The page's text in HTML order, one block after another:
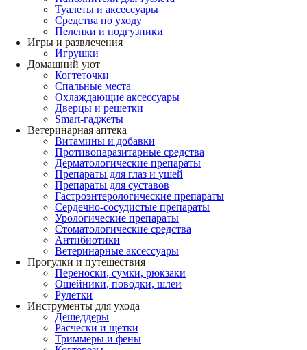
Туалеты и аксессуары
Средства по уходу
Пеленки и подгузники
Игры и развлечения
Игрушки
Домашний уют
Когтеточки
Спальные места
Охлаждающие аксессуары
Дверцы и решетки
Smart-гаджеты
Ветеринарная аптека
Витамины и добавки
Противопаразитарные средства
Дерматологические препараты
Препараты для глаз и ушей
Препараты для суставов
Гастроэнтерологические препараты
Сердечно-сосудистые препараты
Урологические препараты
Стоматологические средства
Антибиотики
Ветеринарные аксессуары
Прогулки и путешествия
Переноски, сумки, рюкзаки
Ошейники, поводки, шлеи
Рулетки
Инструменты для ухода
Дешеддеры
Расчески и щетки
Триммеры и фены